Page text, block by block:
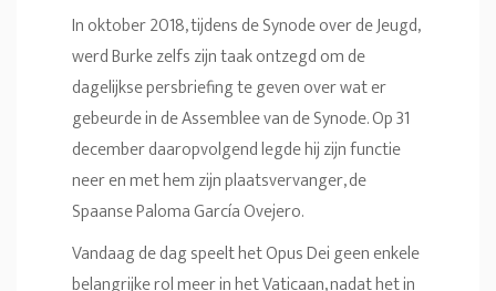
In oktober 2018, tijdens de Synode over de Jeugd,
werd Burke zelfs zijn taak ontzegd om de
dagelijkse persbriefing te geven over wat er
gebeurde in de Assemblee van de Synode. Op 31
december daaropvolgend legde hij zijn functie
neer en met hem zijn plaatsvervanger, de
Spaanse Paloma García Ovejero.
Vandaag de dag speelt het Opus Dei geen enkele
belangrijke rol meer in het Vaticaan, nadat het in